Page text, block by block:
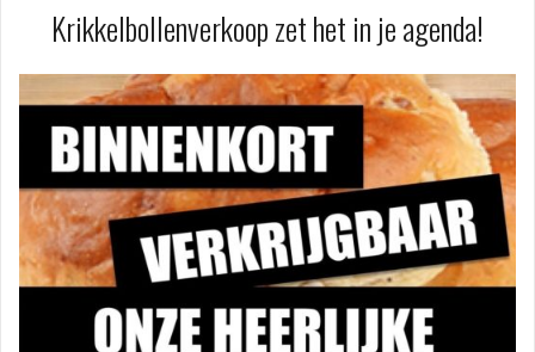
Krikkelbollenverkoop zet het in je agenda!